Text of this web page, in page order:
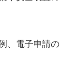
、電子申請の